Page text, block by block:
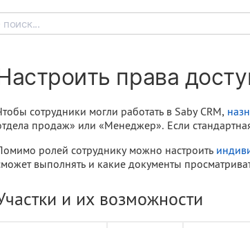
права
сотрудники могли работать в Saby CRM,
продаж» или «Менеджер». Если
ролей сотруднику можно настроить
выполнять и какие документы
и их возможности